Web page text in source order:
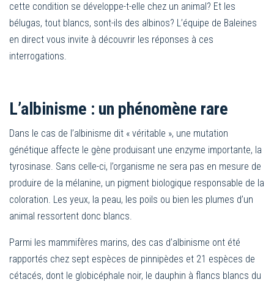
cette condition se développe-t-elle chez un animal? Et les
bélugas, tout blancs, sont-ils des albinos? L’équipe de Baleines
en direct vous invite à découvrir les réponses à ces
interrogations.
L’albinisme : un phénomène rare
Dans le cas de l’albinisme dit « véritable », une mutation
génétique affecte le gène produisant une enzyme importante, la
tyrosinase. Sans celle-ci, l’organisme ne sera pas en mesure de
produire de la mélanine, un pigment biologique responsable de la
coloration. Les yeux, la peau, les poils ou bien les plumes d’un
animal ressortent donc blancs.
Parmi les mammifères marins, des cas d’albinisme ont été
rapportés chez sept espèces de pinnipèdes et 21 espèces de
cétacés, dont le globicéphale noir, le dauphin à flancs blancs du